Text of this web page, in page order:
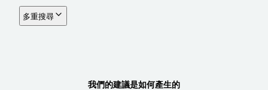
多重搜尋
我們的建議是如何產生的